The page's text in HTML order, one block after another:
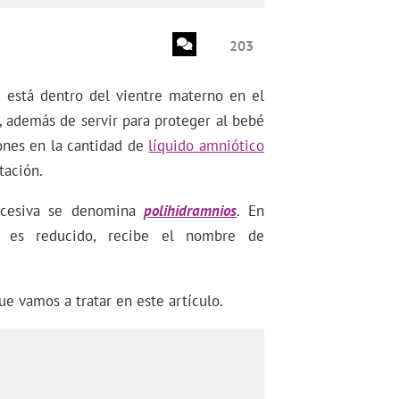
203
está dentro del vientre materno en el
de servir para proteger al bebé
en la cantidad de líquido amniótico
se denominapolihidramnios. En
reducido, recibe el nombre de
vamos a tratar en este artículo.